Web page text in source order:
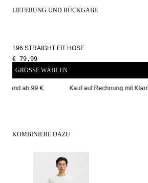
LIEFERUNG UND RÜCKGABE
196 STRAIGHT FIT HOSE
€ 79,99
GRÖSSE WÄHLEN
ab 99 € Kauf auf Rechnung mit
KOMBINIERE DAZU